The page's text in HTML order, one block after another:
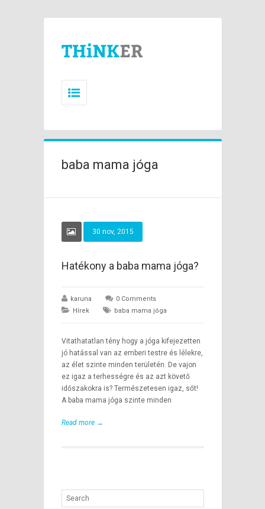
baba mama jóga
30 nov, 2015
Hatékony a baba mama jóga?
karuna
0 Comments
Hírek
baba mama jóga
Vitathatatlan tény hogy a jóga kifejezetten
jó hatással van az emberi testre és lélekre,
az élet szinte minden területén. De vajon
ez igaz a terhességre és az azt követő
időszakokra is? Természetesen igaz, sőt!
A baba mama jóga szinte minden
Read more →